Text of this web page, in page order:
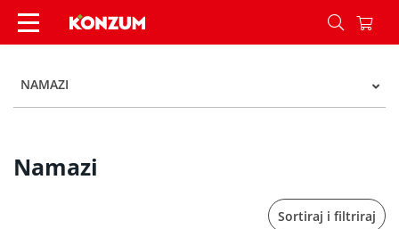
Namazi - Kategorije - Konzum
NAMAZI
Namazi
Sortiraj i filtriraj